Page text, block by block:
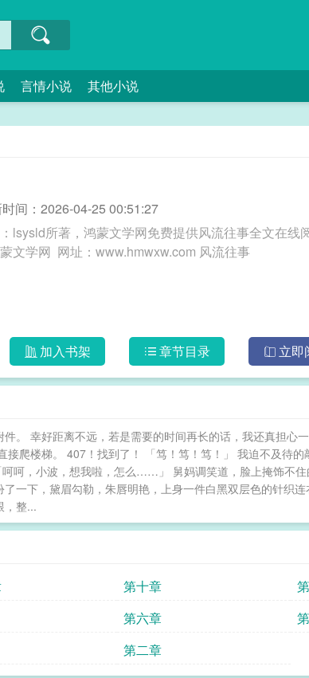
言情小说 其他小说
间：2026-04-25 00:51:27
lsysld所著，鸿蒙文学网免费提供风流往事全文在线阅
三秒记住本站：鸿蒙文学网 网址：www.hmwxw.com 风流往事
加入书架 章节目录 立即
。 幸好距离不远，若是需要的时间再长的话，我还真担心
爬楼梯。 407！找到了！ 「笃！笃！笃！」 我迫不及待
呵，小波，想我啦，怎么……」 舅妈调笑道，脸上掩饰不
一下，黛眉勾勒，朱唇明艳，上身一件白黑双层色的针织
，整...
第十章
第六章
第二章